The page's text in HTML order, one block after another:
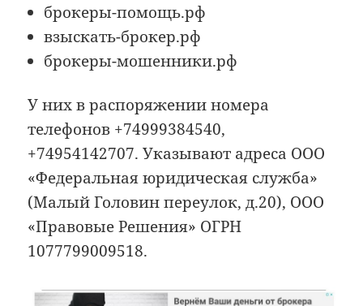
брокеры-помощь.рф
взыскать-брокер.рф
брокеры-мошенники.рф
У них в распоряжении номера
телефонов +74999384540,
+74954142707. Указывают адреса ООО
«Федеральная юридическая служба»
(Малый Головин переулок, д.20), ООО
«Правовые Решения» ОГРН
1077799009518.